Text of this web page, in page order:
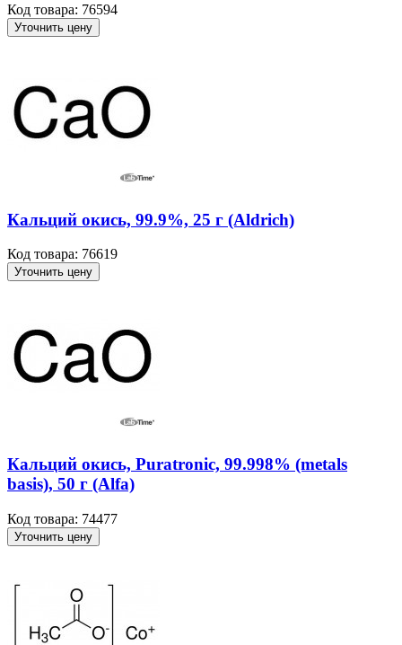
Код товара: 76594
Уточнить цену
Кальций окись, 99.9%, 25 г (Aldrich)
Код товара: 76619
Уточнить цену
Кальций окись, Puratronic, 99.998% (metals
basis), 50 г (Alfa)
Код товара: 74477
Уточнить цену